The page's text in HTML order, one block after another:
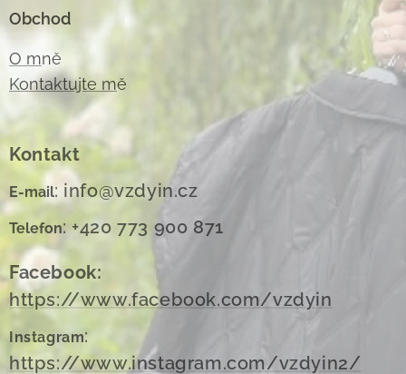
Obchod
O mně
Kontaktujte mě
Kontakt
E-mail: info@vzdyin.cz
Telefon: +420 773 900 871
Facebook:
https://www.facebook.com/vzdyin
Instagram:
https://www.instagram.com/vzdyin2/